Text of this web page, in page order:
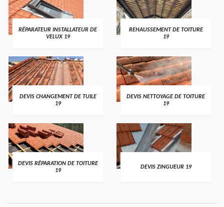
RÉPARATEUR INSTALLATEUR DE
VELUX 19
REHAUSSEMENT DE TOITURE
19
DEVIS CHANGEMENT DE TUILE
19
DEVIS NETTOYAGE DE TOITURE
19
DEVIS RÉPARATION DE TOITURE
19
DEVIS ZINGUEUR 19